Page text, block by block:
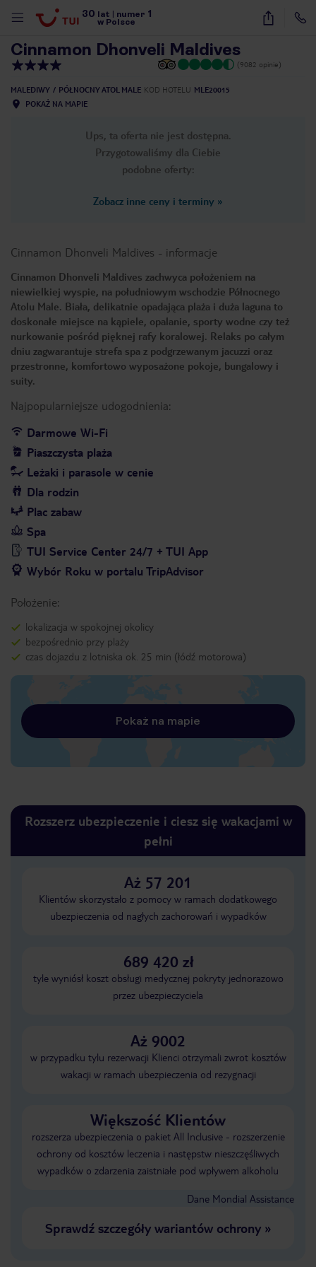
30 lat numer 1
w Polsce
20
Cinnamon Dhonveli Maldives
(9082 opinie)
MALEDIWY PÓŁNOCNY ATOL MALE KOD HOTELU MLE20015
POKAŻ NA MAPIE
Ups, ta oferta nie jest dostępna.
Przygotowaliśmy dla Ciebie
podobne oferty:
Zobacz inne ceny i terminy »
Cinnamon Dhonveli Maldives - informacje
Cinnamon Dhonveli Maldives zachwyca położeniem na
niewielkiej wyspie, na południowym wschodzie Północnego
Atolu Male. Biała, delikatnie opadająca plaża i duża laguna to
doskonałe miejsce na kąpiele, opalanie, sporty wodne czy też
nurkowanie pośród pięknej rafy koralowej. Relaks po całym
dniu zagwarantuje strefa spa z podgrzewanym jacuzzi oraz
przestronne, komfortowo wyposażone pokoje, bungalowy i
suity.
Najpopularniejsze udogodnienia:
Darmowe Wi-Fi
Piaszczysta plaża
Leżaki i parasole w cenie
Dla rodzin
Plac zabaw
Spa
TUI Service Center 24/7 + TUI App
Wybór Roku w portalu TripAdvisor
Położenie:
lokalizacja w spokojnej okolicy
bezpośrednio przy plaży
czas dojazdu z lotniska ok. 25 min (łódź motorowa)
Pokaż na mapie
Rozszerz ubezpieczenie i ciesz się wakacjami w
pełni
Aż 57 201
Klientów skorzystało z pomocy w ramach dodatkowego
ubezpieczenia od nagłych zachorowań i wypadków
689 420 zł
tyle wyniósł koszt obsługi medycznej pokryty jednorazowo
przez ubezpieczyciela
Aż 9002
w przypadku tylu rezerwacji Klienci otrzymali zwrot kosztów
wakacji w ramach ubezpieczenia od rezygnacji
Większość Klientów
rozszerza ubezpieczenia o pakiet All Inclusive - rozszerzenie
ochrony od kosztów leczenia i następstw nieszczęśliwych
wypadków o zdarzenia zaistniałe pod wpływem alkoholu
Dane Mondial Assistance
Sprawdź szczegóły wariantów ochrony»